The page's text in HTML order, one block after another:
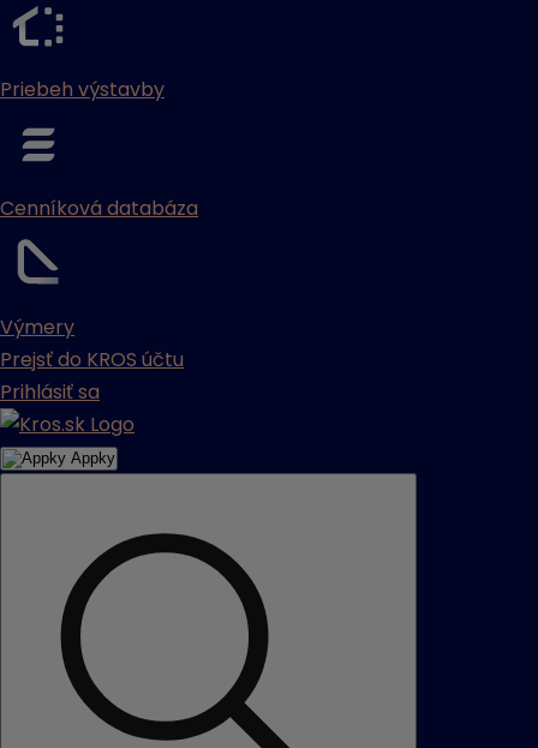
Priebeh výstavby
Cenníková databáza
Výmery
Prejsť do KROS účtu
Prihlásiť sa
Appky